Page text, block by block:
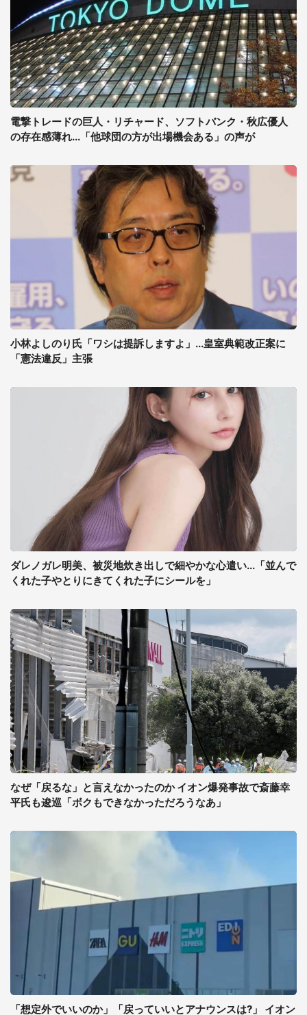
電撃トレードの巨人・リチャード、ソフトバンク・秋広優人
の存在感薄れ...「他球団の方が出場機会ある」の声が
小林よしのり氏「ワシは提訴しますよ」...皇室典範改正案に
「憲法違反」主張
ダレノガレ明美、被災地炊き出しで細やかな心遣い...「並んで
くれた子やとりにきてくれた子にシールを」
なぜ「戻るな」と言えなかったのか イオン爆発事故で斎藤幸
平氏も逡巡「ボクもできなかっただろうなあ」
「想定外でいいのか」「戻っていいとアナウンスは?」 イオン